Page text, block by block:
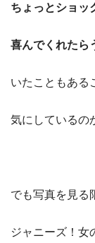
ちょっとショッ
喜んでくれたら
いたこともある
気にしているの
でも写真を見る
ジャニーズ！女